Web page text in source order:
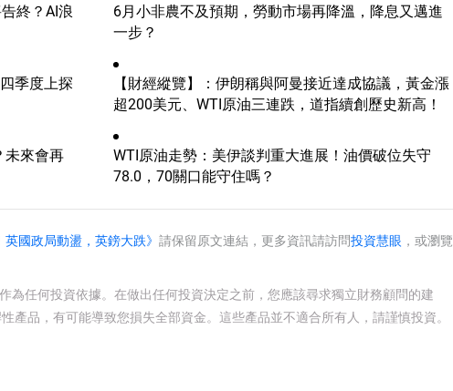
終？AI浪
6月小非農不及預期，勞動市場再降溫，降息又邁進
一步？
季度上探
【財經縱覽】：伊朗稱與阿曼接近達成協議，黃金漲
超200美元、WTI原油三連跌，道指續創歷史新高！
未來會再
WTI原油走勢：美伊談判重大進展！油價破位失守
78.0，70關口能守住嗎？
國政局動盪，英鎊大跌》 請保留原文連結，更多資訊請訪問投資慧眼 ，或瀏覽
為任何投資依據。在做出任何投資決定之前，您應該尋求獨立財務顧問的建
產品，有可能導致您損失全部資金。這些產品並不適合所有人，請謹慎投資。